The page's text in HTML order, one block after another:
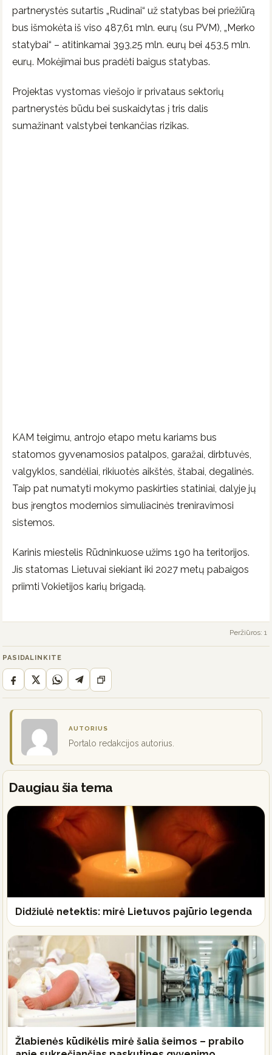
partnerystės sutartis „Rudinai“ už statybas bei priežiūrą
bus išmokėta iš viso 487,61 mln. eurų (su PVM), „Merko
statybai“ – atitinkamai 393,25 mln. eurų bei 453,5 mln.
eurų. Mokėjimai bus pradėti baigus statybas.
Projektas vystomas viešojo ir privataus sektorių
partnerystės būdu bei suskaidytas į tris dalis
sumažinant valstybei tenkančias rizikas.
KAM teigimu, antrojo etapo metu kariams bus
statomos gyvenamosios patalpos, garažai, dirbtuvės,
valgyklos, sandėliai, rikiuotės aikštės, štabai, degalinės.
Taip pat numatyti mokymo paskirties statiniai, dalyje jų
bus įrengtos modernios simuliacinės treniravimosi
sistemos.
Karinis miestelis Rūdninkuose užims 190 ha teritorijos.
Jis statomas Lietuvai siekiant iki 2027 metų pabaigos
priimti Vokietijos karių brigadą.
Peržiūros: 1
PASIDALINKITE
AUTORIUS
Portalo redakcijos autorius.
Daugiau šia tema
Didžiulė netektis: mirė Lietuvos pajūrio legenda
Žlabienės kūdikėlis mirė šalia šeimos – prabilo